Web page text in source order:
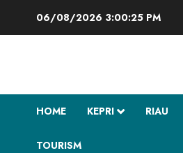
06/08/2026 3:00:26 PM
HOME KEPRI RIAU
TOURISM